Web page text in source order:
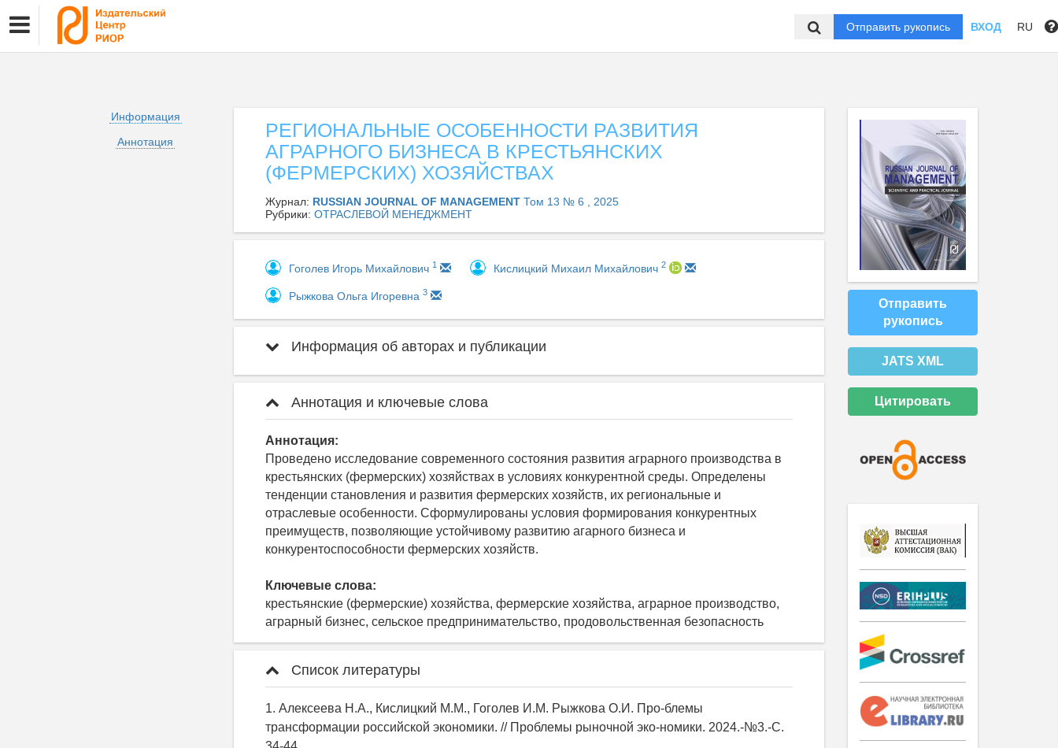
Отправить рукопись ВХОД RU
Информация
Аннотация
РЕГИОНАЛЬНЫЕ ОСОБЕННОСТИ РАЗВИТИЯ
АГРАРНОГО БИЗНЕСА В КРЕСТЬЯНСКИХ
(ФЕРМЕРСКИХ) ХОЗЯЙСТВАХ
Журнал: RUSSIAN JOURNAL OF MANAGEMENT Том 13 № 6 , 2025
Рубрики: ОТРАСЛЕВОЙ МЕНЕДЖМЕНТ
Гоголев Игорь Михайлович 1 Кислицкий Михаил Михайлович 2
Рыжкова Ольга Игоревна 3
Информация об авторах и публикации
Аннотация и ключевые слова
Аннотация:
Проведено исследование современного состояния развития аграрного производства в
крестьянских (фермерских) хозяйствах в условиях конкурентной среды. Определены
тенденции становления и развития фермерских хозяйств, их региональные и
отраслевые особенности. Сформулированы условия формирования конкурентных
преимуществ, позволяющие устойчивому развитию агарного бизнеса и
конкурентоспособности фермерских хозяйств.
Ключевые слова:
крестьянские (фермерские) хозяйства, фермерские хозяйства, аграрное производство,
аграрный бизнес, сельское предпринимательство, продовольственная безопасность
Список литературы
1. Алексеева Н.А., Кислицкий М.М., Гоголев И.М. Рыжкова О.И. Про-блемы
трансформации российской экономики. // Проблемы рыночной эко-номики. 2024.-№3.-С.
Отправить
рукопись
JATS XML
Цитировать